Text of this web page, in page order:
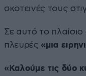
σκοτεινές τους
Σε αυτό το
πλευρές «μια
«Καλούμε τις δύο